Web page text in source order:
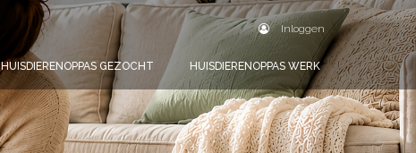
Inloggen
HUISDIERENOPPAS GEZOCHT HUISDIERENOPPAS WERK